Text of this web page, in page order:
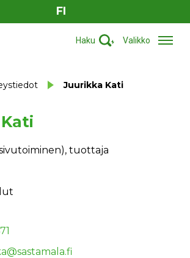
FI
Haku Valikko
Juurikka Kati
tuottaja